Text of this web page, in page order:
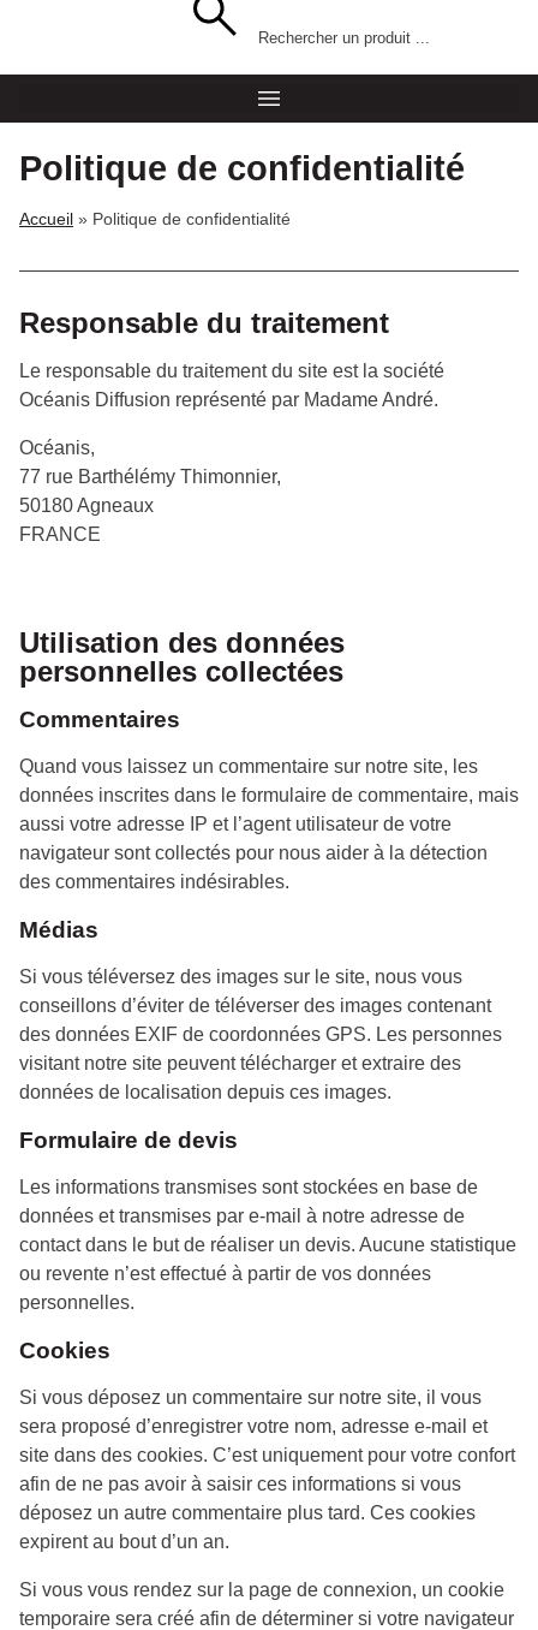
Politique de confidentialité
accueil » Politique de confidentialité
Responsable du traitement
Le responsable du traitement du site est la société
Océanis Diffusion représenté par Madame André.
Océanis,
77 rue Barthélémy Thimonnier,
50180 Agneaux
FRANCE
Utilisation des données
personnelles collectées
Commentaires
Quand vous laissez un commentaire sur notre site, les
données inscrites dans le formulaire de commentaire, mais
aussi votre adresse IP et l’agent utilisateur de votre
navigateur sont collectés pour nous aider à la détection
des commentaires indésirables.
Médias
Si vous téléversez des images sur le site, nous vous
conseillons d’éviter de téléverser des images contenant
des données EXIF de coordonnées GPS. Les personnes
visitant notre site peuvent télécharger et extraire des
données de localisation depuis ces images.
Formulaire de devis
Les informations transmises sont stockées en base de
données et transmises par e-mail à notre adresse de
contact dans le but de réaliser un devis. Aucune statistique
ou revente n’est effectué à partir de vos données
personnelles.
Cookies
Si vous déposez un commentaire sur notre site, il vous
sera proposé d’enregistrer votre nom, adresse e-mail et
site dans des cookies. C’est uniquement pour votre confort
afin de ne pas avoir à saisir ces informations si vous
déposez un autre commentaire plus tard. Ces cookies
expirent au bout d’un an.
Si vous vous rendez sur la page de connexion, un cookie
temporaire sera créé afin de déterminer si votre navigateur